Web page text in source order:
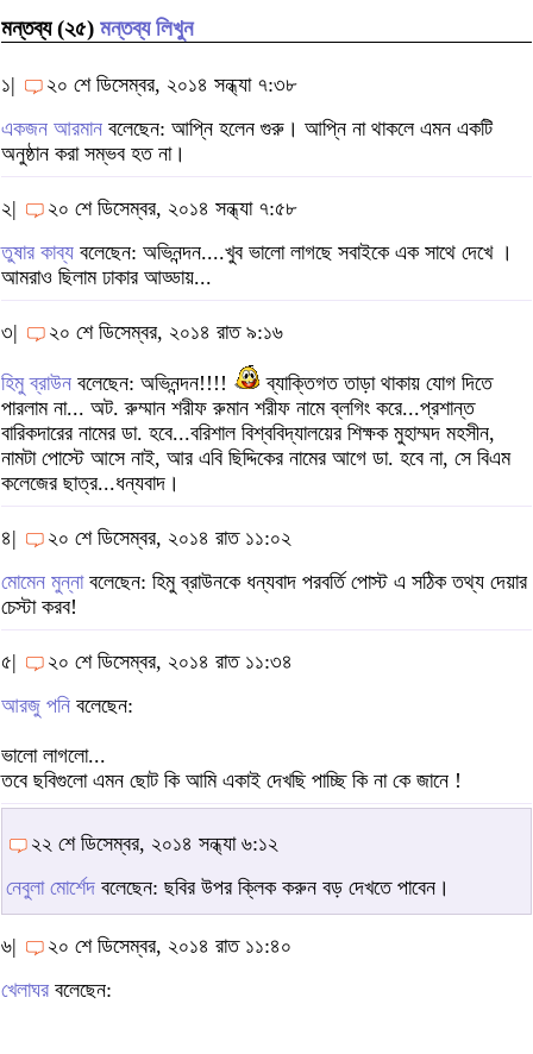
মন্তব্য (২৫) মন্তব্য লিখুন
১|
২০ শে ডিসেম্বর, ২০১৪ সন্ধ্যা ৭:৩৮
একজন আরমান বলেছেন: আপ্নি হলেন গুরু। আপ্নি না থাকলে এমন একটি
অনুষ্ঠান করা সম্ভব হত না।
২|
২০ শে ডিসেম্বর, ২০১৪ সন্ধ্যা ৭:৫৮
তুষার কাব্য বলেছেন: অভিনন্দন....খুব ভালো লাগছে সবাইকে এক সাথে দেখে ।
আমরাও ছিলাম ঢাকার আড্ডায়...
৩| ২০ শে ডিসেম্বর, ২০১৪ রাত ৯:১৬
হিমু ব্রাউন বলেছেন: অভিনন্দন!!!!
ব্যাক্তিগত তাড়া থাকায় যোগ দিতে
পারলাম না... অট. রুম্মান শরীফ রুমান শরীফ নামে ব্লগিং করে...প্রশান্ত
বারিকদারের নামের ডা. হবে...বরিশাল বিশ্ববিদ্যালয়ের শিক্ষক মুহাম্মদ মহসীন,
নামটা পোস্টে আসে নাই, আর এবি ছিদ্দিকের নামের আগে ডা. হবে না, সে বিএম
কলেজের ছাত্র...ধন্যবাদ।
৪|
২০ শে ডিসেম্বর, ২০১৪ রাত ১১:০২
মোমেন মুন্নাবলেছেন: হিমু ব্রাউনকে ধন্যবাদ পরবর্তি পোস্ট এ সঠিক তথ্য দেয়ার
চেস্টা করব!
৫|
২০ শে ডিসেম্বর, ২০১৪ রাত ১১:৩৪
আরজু পনি বলেছেন:
ভালো লাগলো...
তবে ছবিগুলো এমন ছোট কি আমি একাই দেখছি পাচ্ছি কি না কে জানে !
২২ শে ডিসেম্বর, ২০১৪ সন্ধ্যা ৬:১২
নেবুলা মোর্শেদ বলেছেন: ছবির উপর ক্লিক করুন বড় দেখতে পাবেন।
৬|
২০ শে ডিসেম্বর, ২০১৪ রাত ১১:৪০
খেলাঘর বলেছেন: